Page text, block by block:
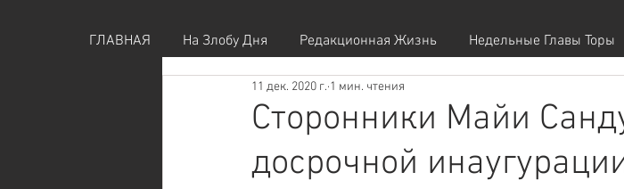
ГЛАВНАЯ На Злобу Дня Редакционная Жизнь Недельные Главы Торы
Cторонники Майи
досрочной
11 дек. 2020 г. 1 мин. чтения